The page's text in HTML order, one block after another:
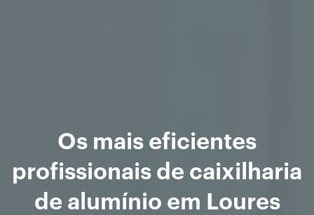
Os mais eficientes
profissionais de caixilharia
de alumínio em Loures